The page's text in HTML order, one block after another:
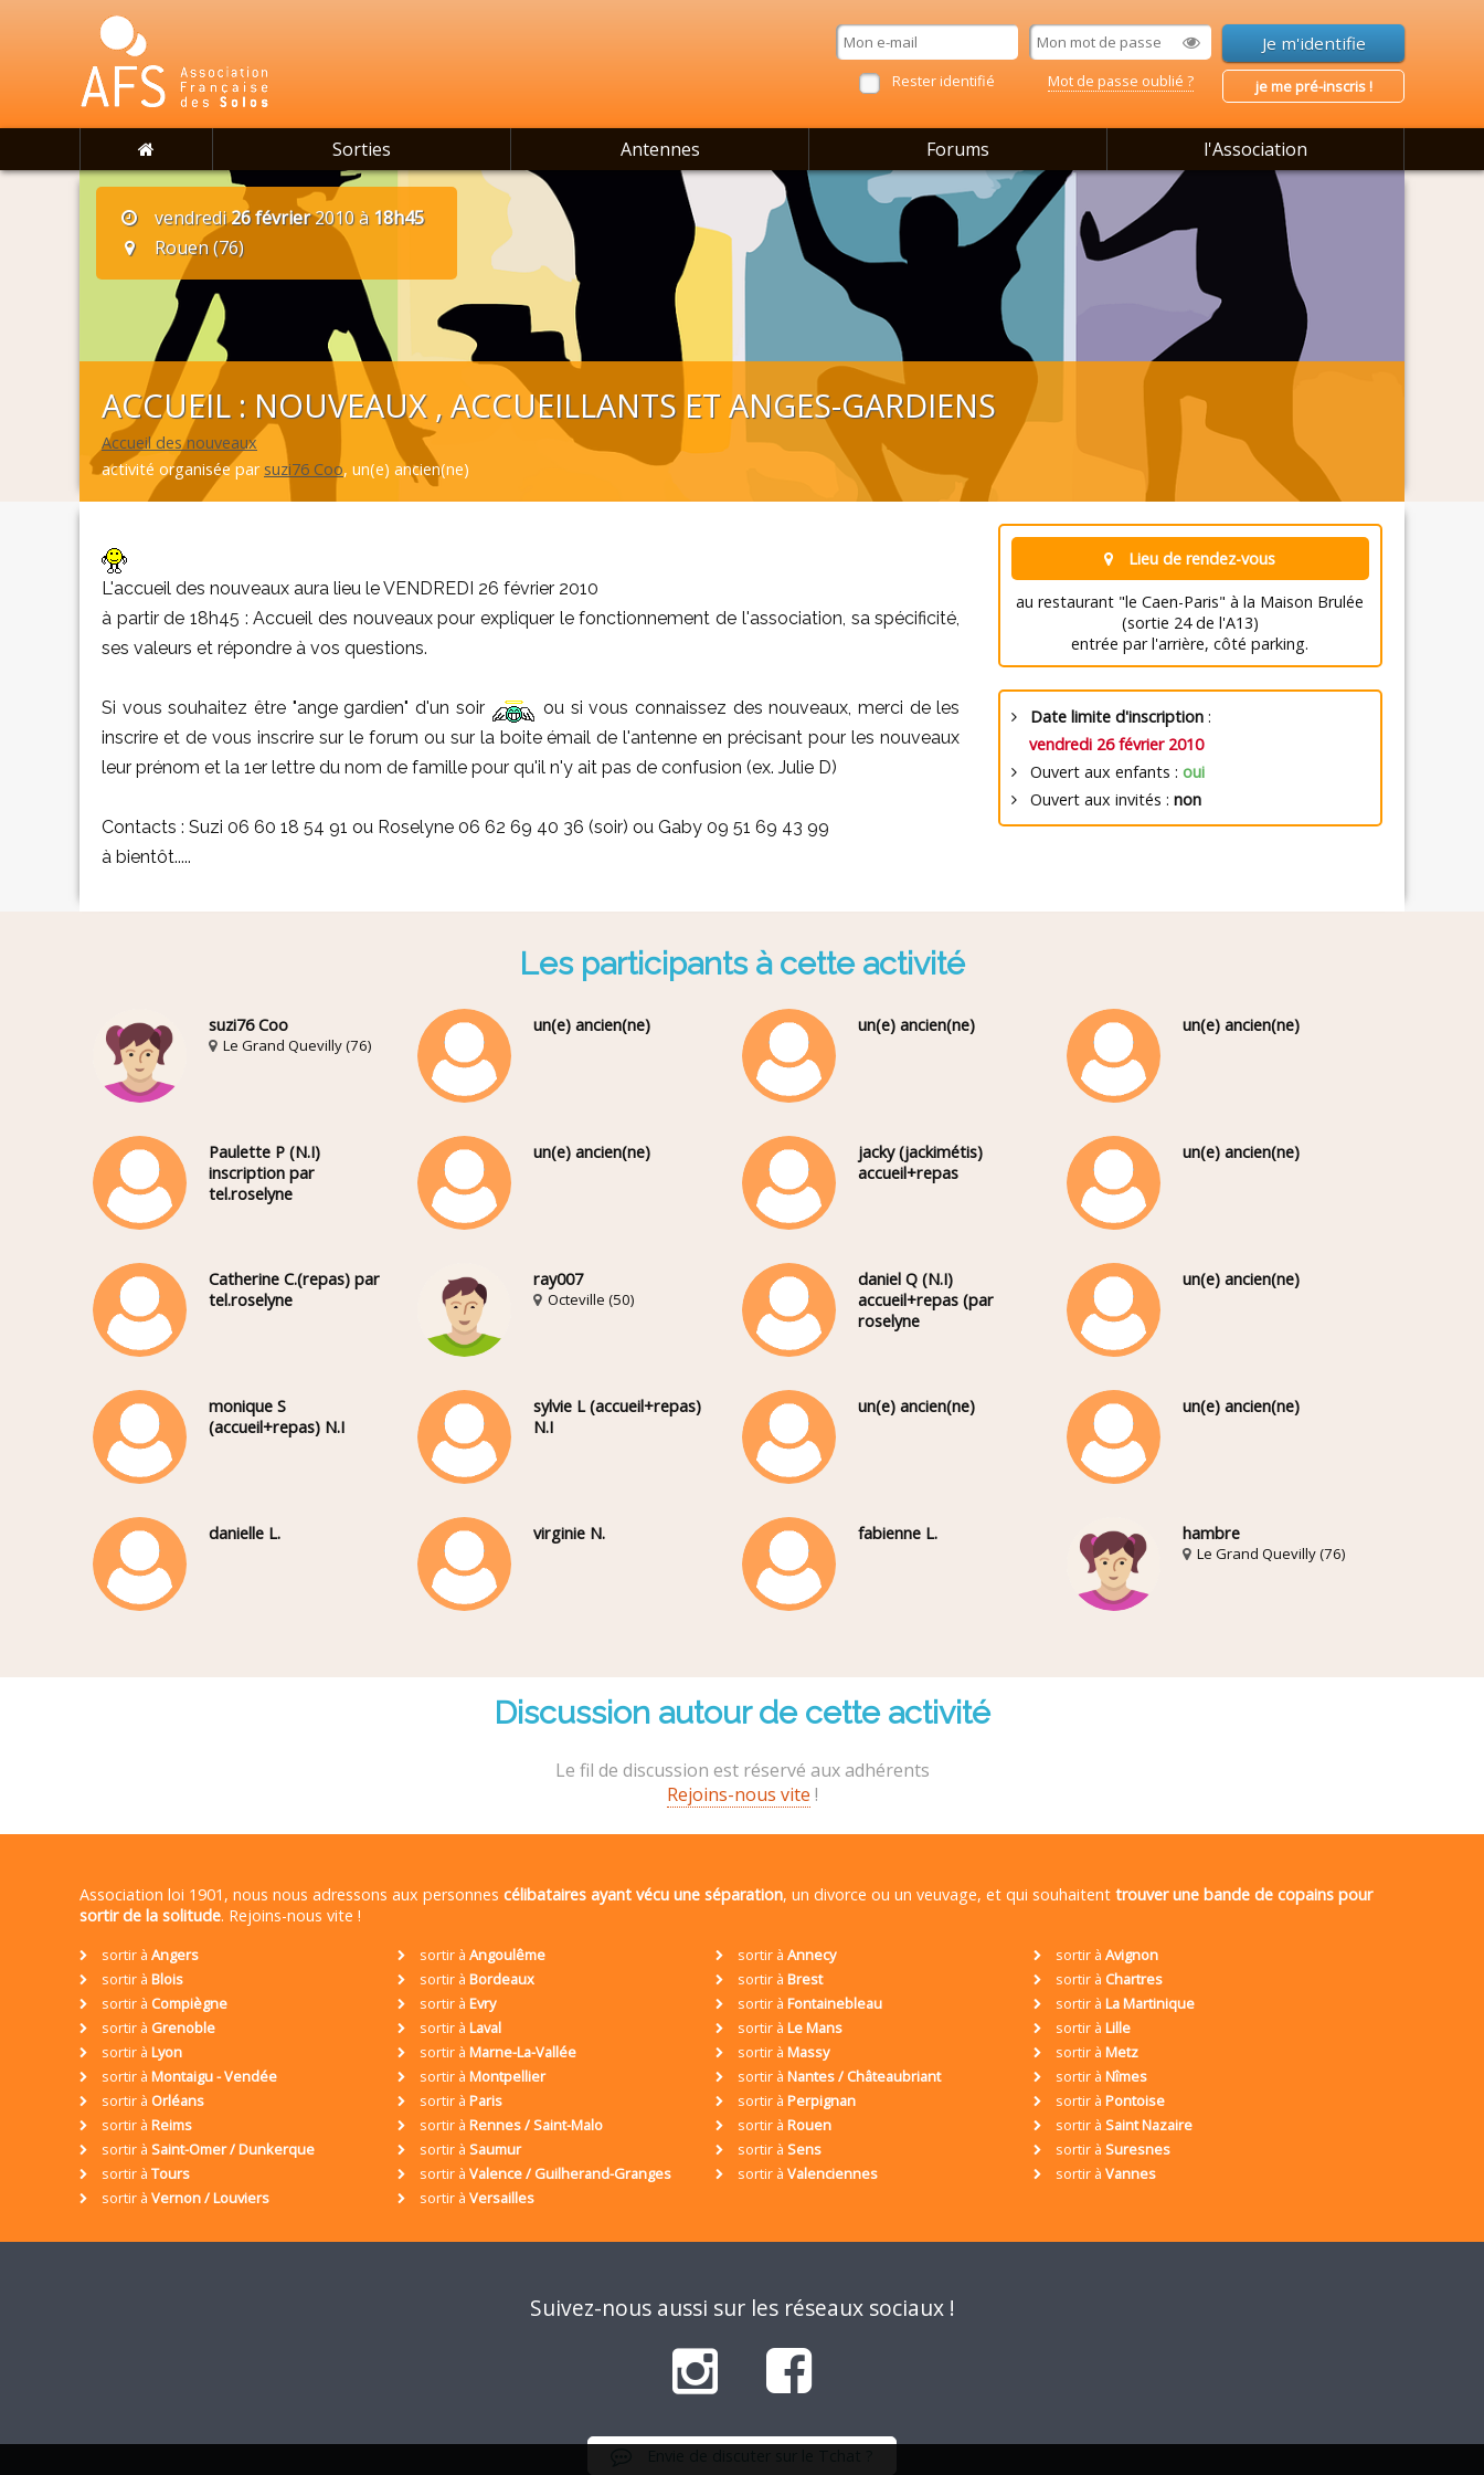
Rester identifié Mot de passe oublié ? je me pré-inscris !
Sorties Antennes Forums l'Association
vendredi26 février2010 à 18h45
Rouen (76)
ACCUEIL : NOUVEAUX , ACCUEILLANTS ET ANGES-GARDIENS
Accueil des nouveaux
activité organisée par suzi76 Coo, un(e) ancien(ne)
L'accueil des nouveaux aura lieu le VENDREDI 26 février 2010
à partir de 18h45 : Accueil des nouveaux pour expliquer le fonctionnement de l'association, sa spécificité,
ses valeurs et répondre à vos questions.
Si vous souhaitez être "ange gardien" d'un soir
ou si vous connaissez des nouveaux, merci de les
inscrire et de vous inscrire sur le forum ou sur la boite émail de l'antenne en précisant pour les nouveaux
leur prénom et la 1er lettre du nom de famille pour qu'il n'y ait pas de confusion (ex. Julie D)
Contacts : Suzi 06 60 18 54 91 ou Roselyne 06 62 69 40 36 (soir) ou Gaby 09 51 69 43 99
à bientôt.....
Lieu de rendez-vous
au restaurant "le Caen-Paris" à la Maison Brulée
(sortie 24 de l'A13)
entrée par l'arrière, côté parking.
Date limite d'inscription:
vendredi 26 février 2010
Ouvert aux enfants : oui
Ouvert aux invités : non
Les participants à cette activité
suzi76 Coo
Le Grand Quevilly (76)
un(e) ancien(ne) un(e) ancien(ne) un(e) ancien(ne)
Paulette P (N.I)
inscription par
tel.roselyne
un(e) ancien(ne)
jacky (jackimétis)
accueil+repas
un(e) ancien(ne)
Catherine C.(repas) par
tel.roselyne
ray007
Octeville (50)
daniel Q (N.I)
accueil+repas (par
roselyne
un(e) ancien(ne)
monique S
(accueil+repas) N.I
sylvie L (accueil+repas)
N.I
un(e) ancien(ne) un(e) ancien(ne)
danielle L. virginie N. fabienne L. hambre
Le Grand Quevilly (76)
Discussion autour de cette activité
Le fil de discussion est réservé aux adhérents
Rejoins-nous vite !
Association loi 1901, nous nous adressons aux personnes célibataires ayant vécu une séparation, un divorce ou un veuvage, et qui souhaitent trouver une bande de copains pour
sortir de la solitude. Rejoins-nous vite !
sortir à Angers sortir à Angoulême sortir à Annecy sortir à Avignon
sortir à Blois sortir à Bordeaux sortir à Brest sortir à Chartres
sortir à Compiègne sortir à Evry sortir à Fontainebleau sortir à La Martinique
sortir à Grenoble sortir à Laval sortir à Le Mans sortir à Lille
sortir à Lyon sortir à Marne-La-Vallée sortir à Massy sortir à Metz
sortir à Montaigu - Vendée sortir à Montpellier sortir à Nantes / Châteaubriant sortir à Nîmes
sortir à Orléans sortir à Paris sortir à Perpignan sortir à Pontoise
sortir à Reims sortir à Rennes / Saint-Malo sortir à Rouen sortir à Saint Nazaire
sortir à Saint-Omer / Dunkerque sortir à Saumur sortir à Sens sortir à Suresnes
sortir à Tours sortir à Valence / Guilherand-Granges sortir à Valenciennes sortir à Vannes
sortir à Vernon / Louviers sortir à Versailles
Suivez-nous aussi sur les réseaux sociaux !